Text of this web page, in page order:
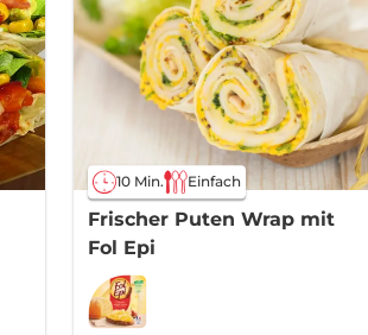
10 Min. Einfach
Frischer Puten Wrap mit
Fol Epi